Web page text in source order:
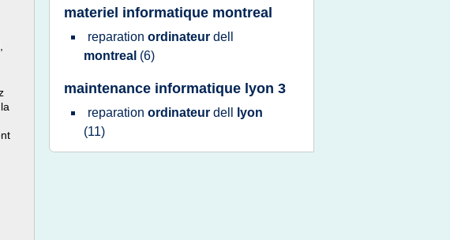
materiel informatique montreal
reparation ordinateur dell
montreal (6)
maintenance informatique lyon 3
reparation ordinateur dell
lyon
(11)